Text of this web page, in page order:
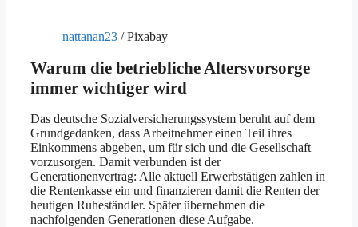
nattanan23 / Pixabay
Warum die betriebliche Altersvorsorge
immer wichtiger wird
Das deutsche Sozialversicherungssystem beruht auf dem
Grundgedanken, dass Arbeitnehmer einen Teil ihres
Einkommens abgeben, um für sich und die Gesellschaft
vorzusorgen. Damit verbunden ist der
Generationenvertrag: Alle aktuell Erwerbstätigen zahlen in
die Rentenkasse ein und finanzieren damit die Renten der
heutigen Ruheständler. Später übernehmen die
nachfolgenden Generationen diese Aufgabe.